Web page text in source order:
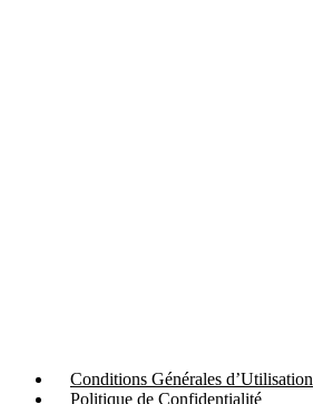
Conditions Générales d’Utilisation
Politique de Confidentialité